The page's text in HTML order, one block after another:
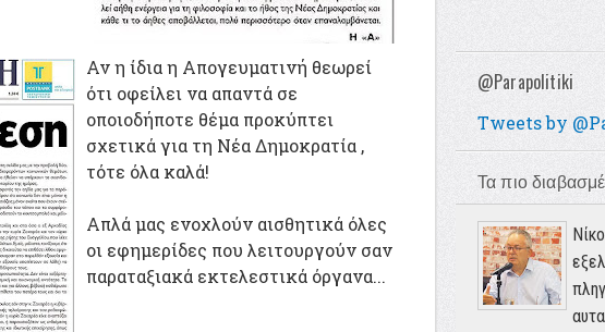
Αν η ίδια η Απογευματινή θεωρεί
ότι οφείλει να απαντά σε
οποιοδήποτε θέμα προκύπτει
σχετικά για τη Νέα Δημοκρατία ,
τότε όλα καλά!
Απλά μας ενοχλούν αισθητικά όλες
οι εφημερίδες που λειτουργούν σαν
παραταξιακά εκτελεστικά όργανα...
@Parapolitiki
Tweets by
Τα πιο